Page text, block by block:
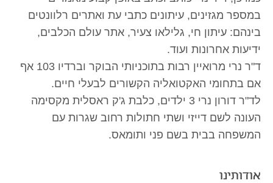
אודותינו
במספר מגזינים, עיתונים כתבי עת ואתרים רלוונטים
בינהם: עיתון חי, גלילאו צעיר, אתר עולם הכלבים,
ידיעות אחרונות ועוד.
ד"ר נרי מרואיין רבות בתוכניותי הבוקר וברדיו 103 אף
אם בתחומי האקטואליה הקשורים לבעלי חיים.
לד"ר דורון נרי 3 ילדים, כלבת ג'ק ראסלית מקסימה
העונה לשם דייזי ושתי חתולות רחוב שגרות עם
המשפחה בבית בשם פני ותומאס.